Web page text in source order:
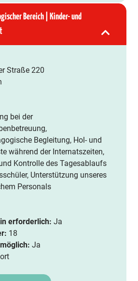
Bereich | Kinder- und
Straße 220
bei der
Begleitung, Hol- und
während der Internatszeiten,
Kontrolle des Tagesablaufs
Unterstützung unseres
Personals
erforderlich: Ja
18
Ja